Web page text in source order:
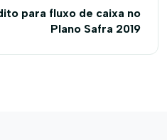
para fluxo de caixa no
Plano Safra 2019